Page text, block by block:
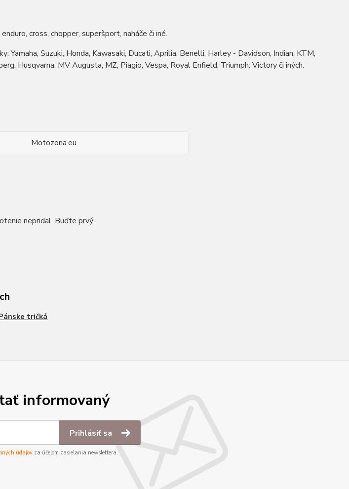
cross, chopper, superšport, naháče či iné.
Yamaha, Suzuki, Honda, Kawasaki, Ducati, Aprilia, Benelli, Harley - Davidson, Indian, KTM,
Husqvarna, MV Augusta, MZ, Piagio, Vespa, Royal Enfield, Triumph. Victory či iných.
Motozona.eu
nepridal. Buďte prvý.
tričká
informovaný
Prihlásiť sa
údajov za účelom zasielania newslettera.